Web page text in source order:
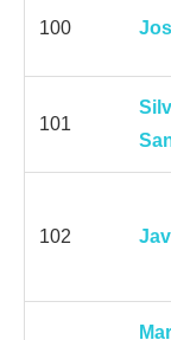
100
101
102